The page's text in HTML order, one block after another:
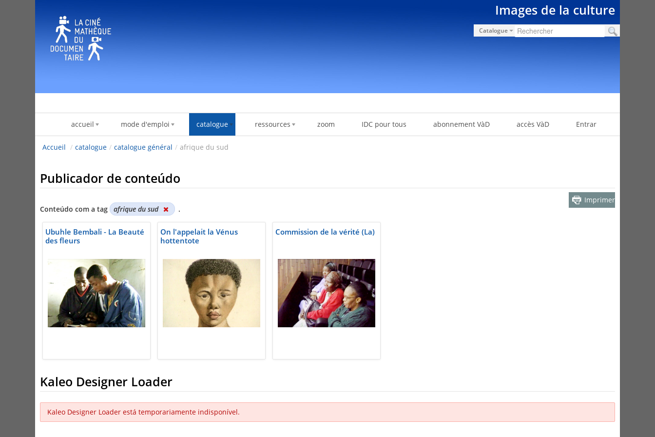
Images de la culture
Catalogue
accueil mode d'emploi catalogue ressources zoom IDC pour tous abonnement VàD accès VàD Entrar
Accueil / catalogue / catalogue général / afrique du sud
Publicador de conteúdo
Conteúdo com a tag afrique du sud .
Imprimer
Ubuhle Bembali - La Beauté
des fleurs
On l'appelait la Vénus
hottentote
Commission de la vérité (La)
Kaleo Designer Loader
Kaleo Designer Loader está temporariamente indisponível.